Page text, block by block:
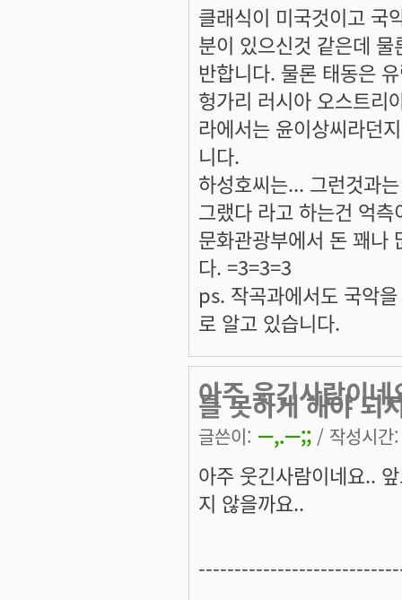
클래식이 미국것이고 국
분이 있으신것 같은데
반합니다. 물론 태동은
헝가리 러시아 오스트리
라에서는 윤이상씨라던
니다.
하성호씨는... 그런것과
그랬다 라고 하는건 억
문화관광부에서 돈 꽤나
다. =3=3=3
ps. 작곡과에서도 국악
로 알고 있습니다.
아주 웃긴사람이
를 못하게 해야 되
글쓴이: ㅡ,.ㅡ;; / 작성시
아주 웃긴사람이네요..
지 않을까요..